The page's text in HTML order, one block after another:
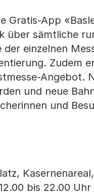
Gratis-App
über sämtliche
einzelnen
Zudem
Angebot.
und neue
und
bis 22.00 Uhr